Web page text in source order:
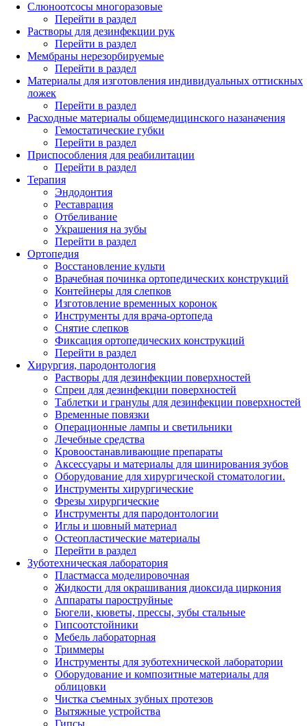
Слюноотсосы многоразовые
Перейти в раздел
Растворы для дезинфекции рук
Перейти в раздел
Мембраны нерезорбируемые
Перейти в раздел
Материалы для изготовления индивидуальных оттискных
ложек
Перейти в раздел
Расходные материалы общемедицинского назаначения
Гемостатические губки
Перейти в раздел
Приспособления для реабилитации
Перейти в раздел
Терапия
Эндодонтия
Реставрация
Отбеливание
Украшения на зубы
Перейти в раздел
Ортопедия
Восстановление культи
Врачебная починка ортопедических конструкций
Контейнеры для слепков
Изготовление временных коронок
Инструменты для врача-ортопеда
Снятие слепков
Фиксация ортопедических конструкций
Перейти в раздел
Хирургия, пародонтология
Растворы для дезинфекции поверхностей
Спреи для дезинфекции поверхностей
Таблетки и гранулы для дезинфекции поверхностей
Временные повязки
Операционные лампы и светильники
Лечебные средства
Кровоостанавливающие препараты
Аксессуары и материалы для шинирования зубов
Оборудование для хирургической стоматологии.
Инструменты хирургические
Фрезы хирургические
Инструменты для пародонтологии
Иглы и шовный материал
Остеопластические материалы
Перейти в раздел
Зуботехническая лаборатория
Пластмасса моделировочная
Жидкости для окрашивания диоксида циркония
Аппараты пароструйные
Бюгели, кюветы, прессы, зубы стальные
Гипсоотстойники
Мебель лабораторная
Триммеры
Инструменты для зуботехнической лаборатории
Оборудование и композитные материалы для
облицовки
Чистка съемных зубных протезов
Вытяжные устройства
Гипсы